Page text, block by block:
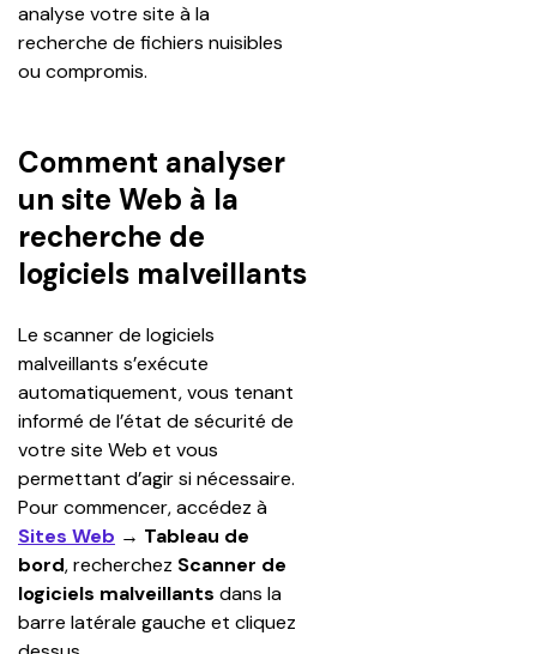
analyse votre site à la
recherche de fichiers nuisibles
ou compromis.
Comment analyser
un site Web à la
recherche de
logiciels malveillants
Le scanner de logiciels
malveillants s’exécute
automatiquement, vous tenant
informé de l’état de sécurité de
votre site Web et vous
permettant d’agir si nécessaire.
Pour commencer, accédez à
Sites Web → Tableau de
bord, recherchez Scanner de
logiciels malveillants dans la
barre latérale gauche et cliquez